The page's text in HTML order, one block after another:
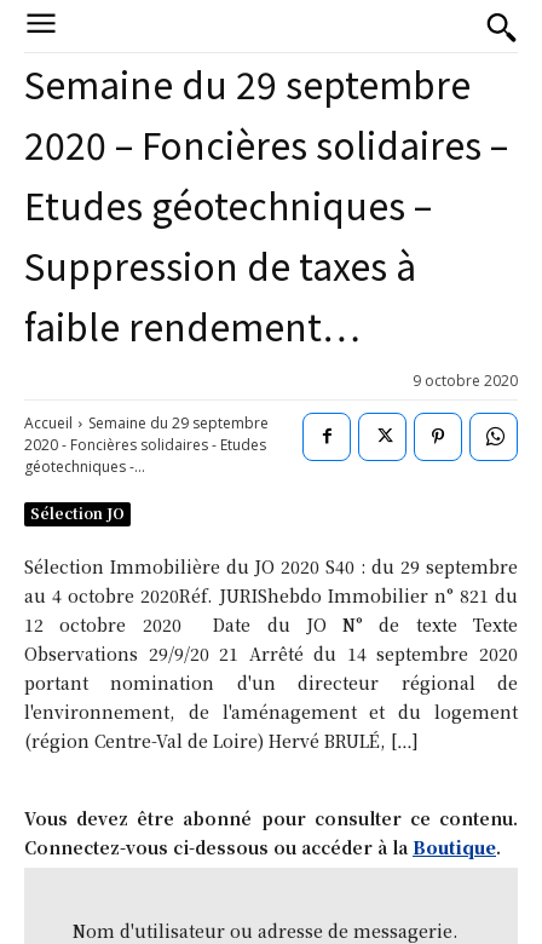
Semaine du 29 septembre
2020 – Foncières solidaires –
Etudes géotechniques –
Suppression de taxes à
faible rendement…
9 octobre 2020
Accueil
Semaine du 29 septembre
2020 - Foncières solidaires - Etudes
géotechniques -...
Sélection JO
Sélection Immobilière du JO 2020 S40 : du 29 septembre
au 4 octobre 2020Réf. JURIShebdo Immobilier n° 821 du
12 octobre 2020 Date du JO N° de texte Texte
Observations 29/9/20 21 Arrêté du 14 septembre 2020
portant nomination d'un directeur régional de
l'environnement, de l'aménagement et du logement
(région Centre-Val de Loire) Hervé BRULÉ, […]
Vous devez être abonné pour consulter ce contenu.
Connectez-vous ci-dessous ou accéder à la Boutique.
Nom d'utilisateur ou adresse de messagerie.